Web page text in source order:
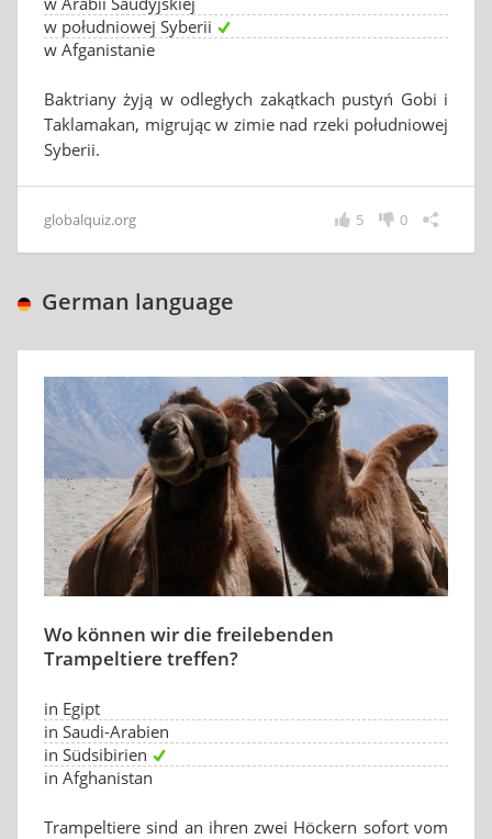
w południowej Syberii
w Afganistanie
Baktriany żyją w odległych zakątkach pustyń Gobi i
Taklamakan, migrując w zimie nad rzeki południowej
Syberii.
globalquiz.org 0
5
German language
Wo können wir die freilebenden
Trampeltiere treffen?
in Egipt
in Saudi-Arabien
in Südsibirien
in Afghanistan
Trampeltiere sind an ihren zwei Höckern sofort vom